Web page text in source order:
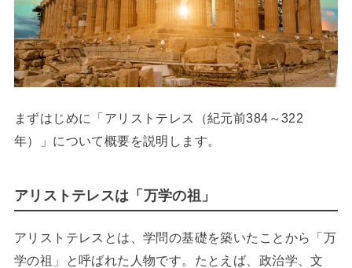
まずはじめに「アリストテレス（紀元前384～322
年）」について概要を説明します。
アリストテレスは「万学の祖」
アリストテレスとは、学問の基礎を築いたことから「万
学の祖」と呼ばれた人物です。たとえば、政治学、文